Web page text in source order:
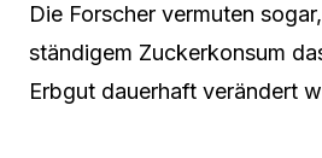
Die Forscher vermuten
ständigem Zuckerkonsum
Erbgut dauerhaft verändert